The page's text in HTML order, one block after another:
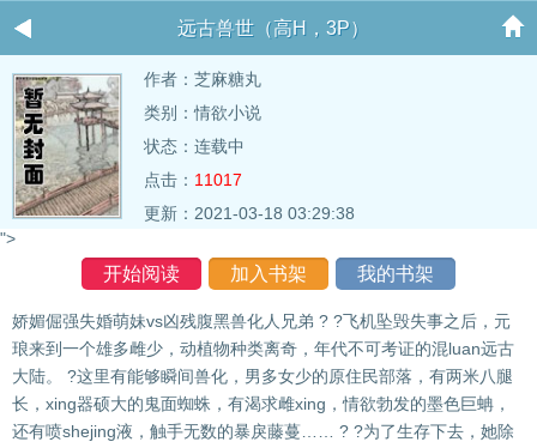
远古兽世（高H，3P）
作者： 芝麻糖丸
类别：情欲小说
状态：连载中
点击： 11017
更新：2021-03-18 03:29:38
">
开始阅读 加入书架 我的书架
娇媚倔强失婚萌妹vs凶残腹黑兽化人兄弟 ? ?飞机坠毁失事之后，元
琅来到一个雄多雌少，动植物种类离奇，年代不可考证的混luan远古
大陆。 ?这里有能够瞬间兽化，男多女少的原住民部落，有两米八腿
长，xing器硕大的鬼面蜘蛛，有渴求雌xing，情欲勃发的墨色巨蚺，
还有喷shejing液，触手无数的暴戾藤蔓…… ? ?为了生存下去，她除